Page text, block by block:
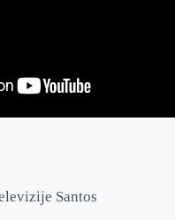
Santos